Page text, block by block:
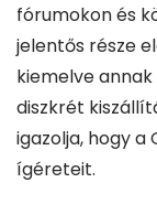
fórumokon és
jelentős része
kiemelve
diszkrét
igazolja, hogy a
ígéreteit.